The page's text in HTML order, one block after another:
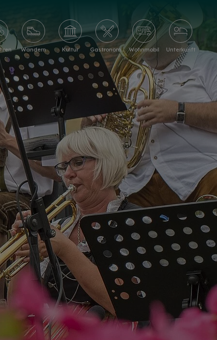
Wandern Kultur Gastronomie Wohnmobil Unterkunft